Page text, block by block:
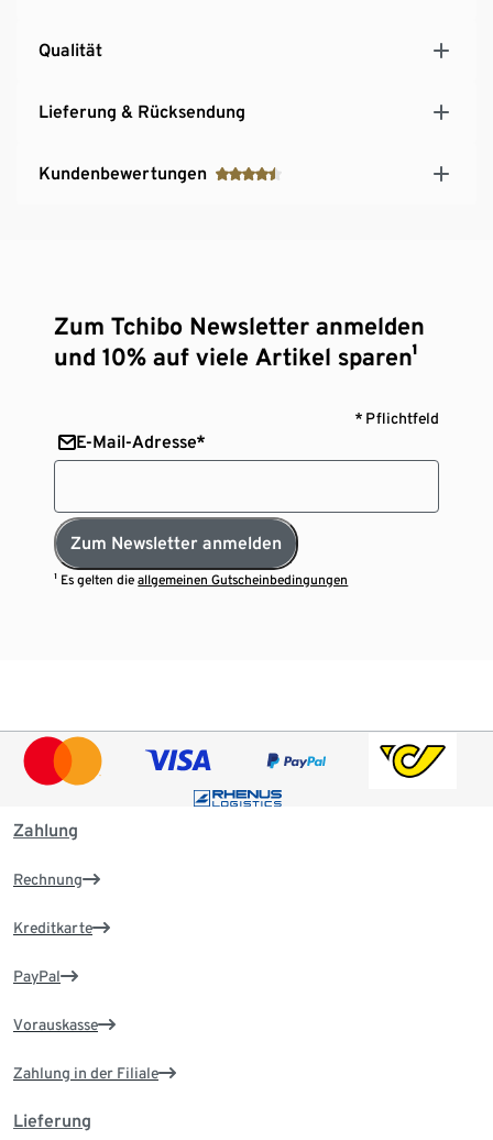
Qualität
Lieferung & Rücksendung
Kundenbewertungen
Zum Tchibo Newsletter anmelden
und 10% auf viele Artikel sparen¹
* Pflichtfeld
E-Mail-Adresse*
Zum Newsletter anmelden
¹ Es gelten dieallgemeinen Gutscheinbedingungen
Zahlung
Rechnung
Kreditkarte
PayPal
Vorauskasse
Zahlung in der Filiale
Lieferung